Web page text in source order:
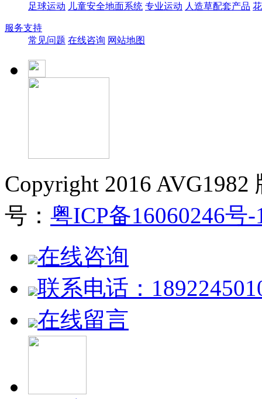
足球运动 儿童安全地面系统 专业运动 人造草配套产品
服务支持
常见问题 在线咨询 网站地图
Copyright 2016
号： 粤ICP备16060246号-
在线咨询
联系电话：
在线留言